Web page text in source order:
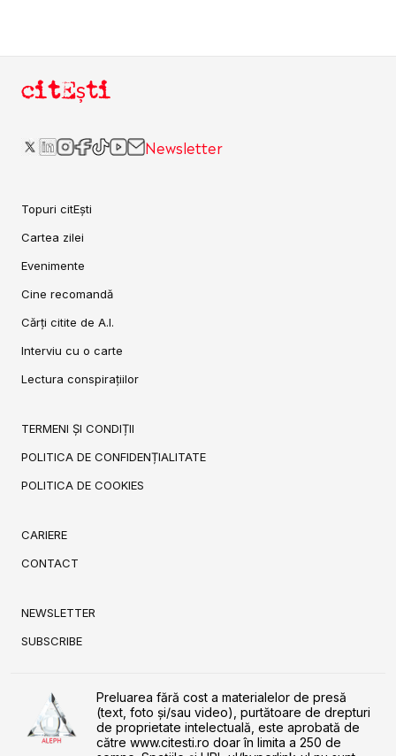
citEști
Newsletter
Topuri citEști
Cartea zilei
Evenimente
Cine recomandă
Cărți citite de A.I.
Interviu cu o carte
Lectura conspirațiilor
TERMENI ȘI CONDIȚII
POLITICA DE CONFIDENȚIALITATE
POLITICA DE COOKIES
CARIERE
CONTACT
NEWSLETTER
SUBSCRIBE
Preluarea fără cost a materialelor de presă
(text, foto și/sau video), purtătoare de drepturi
de proprietate intelectuală, este aprobată de
către www.citesti.ro doar în limita a 250 de